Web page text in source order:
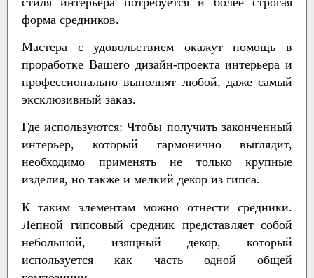
форма средников.
Мастера с удовольствием окажут помощь в
проработке Вашего дизайн-проекта интерьера и
профессионально выполнят любой, даже самый
эксклюзивный заказ.
Где используются: Чтобы получить законченный
интерьер, который гармонично выглядит,
необходимо применять не только крупные
изделия, но также и мелкий декор из гипса.
К таким элементам можно отнести средники.
Лепной гипсовый средник представляет собой
небольшой, изящный декор, который
используется как часть одной общей